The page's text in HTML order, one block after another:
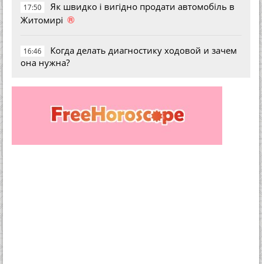
17:50
Як швидко і вигідно продати автомобіль в
Житомирі ®
16:46
Когда делать диагностику ходовой и зачем
она нужна?